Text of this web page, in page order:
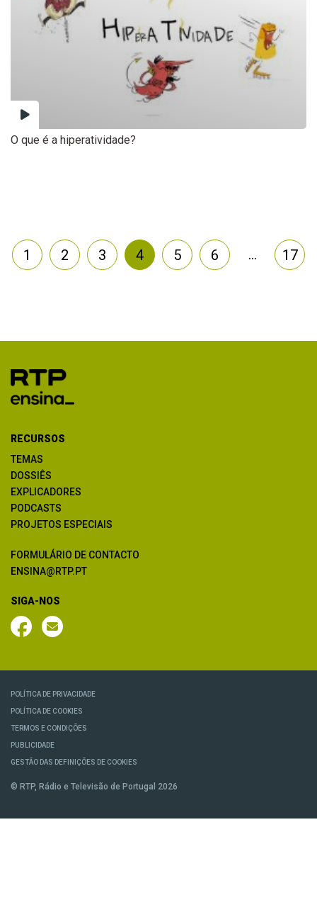
O que é a hiperatividade?
1 2 3 4 5 6 … 17
RECURSOS
TEMAS
DOSSIÊS
EXPLICADORES
PODCASTS
PROJETOS ESPECIAIS
FORMULÁRIO DE CONTACTO
ENSINA@RTP.PT
SIGA-NOS
POLÍTICA DE PRIVACIDADE
POLÍTICA DE COOKIES
TERMOS E CONDIÇÕES
PUBLICIDADE
GESTÃO DAS DEFINIÇÕES DE COOKIES
© RTP, Rádio e Televisão de Portugal 2026